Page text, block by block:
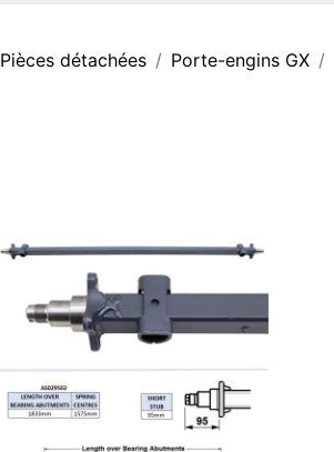
Pièces détachées Porte-engins GX